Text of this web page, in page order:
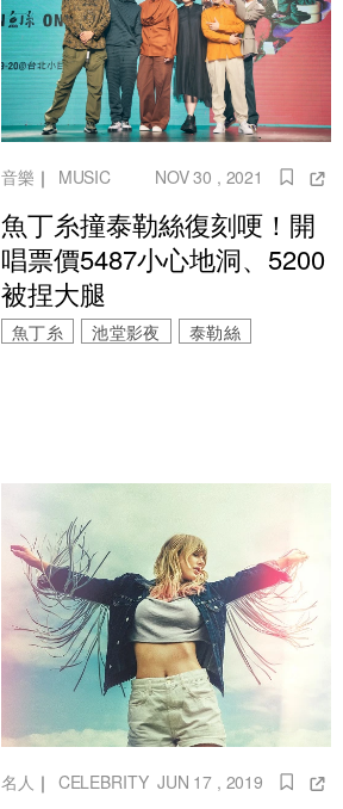
音樂 ｜ MUSIC NOV 30 , 2021
魚丁糸撞泰勒絲復刻哽！開
唱票價5487小心地洞、5200
被捏大腿
魚丁糸 池堂影夜 泰勒絲
名人 ｜ CELEBRITY JUN 17 , 2019